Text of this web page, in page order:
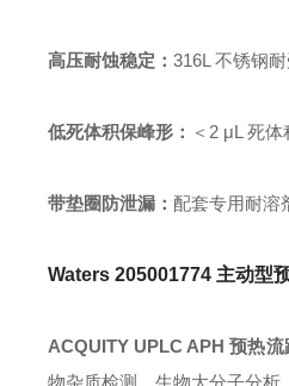
高压耐蚀稳定： 316L 不锈钢
低死体积保峰形： ＜2 μL 死
带垫圈防泄漏： 配套专用耐溶
Waters 205001774 主动型
ACQUITY UPLC APH 预热流
物杂质检测、生物大分子分